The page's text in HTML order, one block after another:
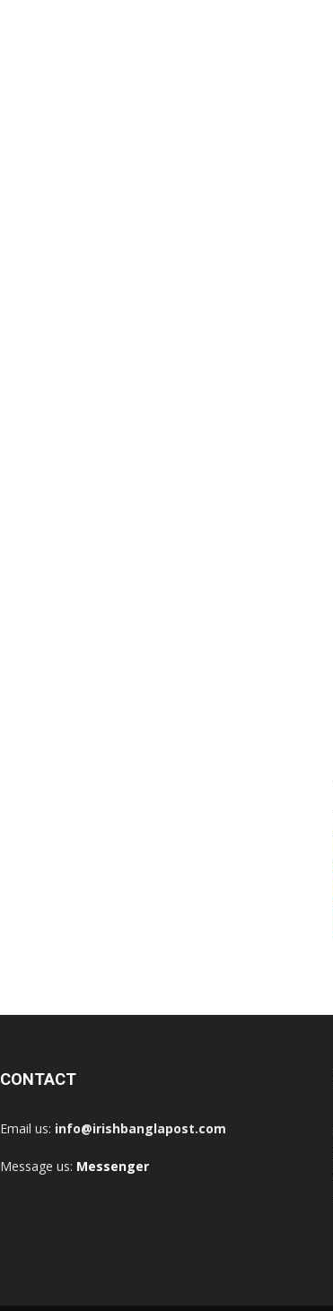
CONTACT
Email us: info@irishbanglapost.com
Message us: Messenger